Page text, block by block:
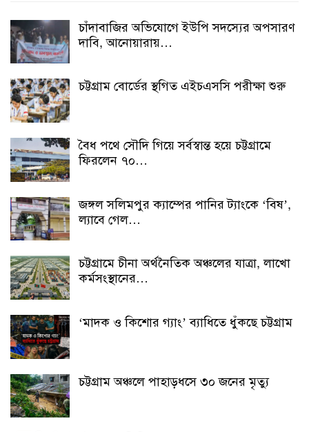
চাঁদাবাজির অভিযোগে ইউপি সদস্যের অপসারণ
দাবি, আনোয়ারায়…
চট্টগ্রাম বোর্ডের স্থগিত এইচএসসি পরীক্ষা শুরু
বৈধ পথে সৌদি গিয়ে সর্বস্বান্ত হয়ে চট্টগ্রামে
ফিরলেন ৭০…
জঙ্গল সলিমপুর ক্যাম্পের পানির ট্যাংকে ‘বিষ’,
ল্যাবে গেল…
চট্টগ্রামে চীনা অর্থনৈতিক অঞ্চলের যাত্রা, লাখো
কর্মসংস্থানের…
‘মাদক ও কিশোর গ্যাং’ ব্যাধিতে ধুঁকছে চট্টগ্রাম
চট্টগ্রাম অঞ্চলে পাহাড়ধসে ৩০ জনের মৃত্যু